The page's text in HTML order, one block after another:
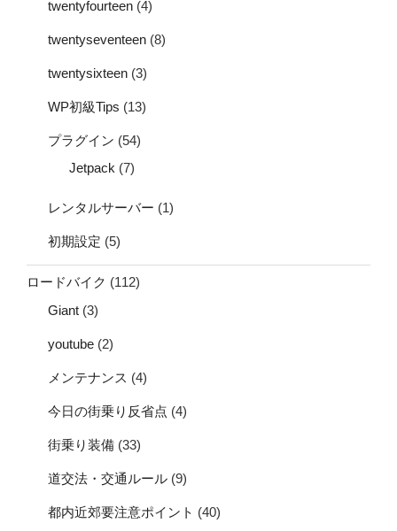
twentyfourteen (4)
twentyseventeen (8)
twentysixteen (3)
WP初級Tips (13)
プラグイン (54)
Jetpack (7)
レンタルサーバー (1)
初期設定 (5)
ロードバイク (112)
Giant (3)
youtube (2)
メンテナンス (4)
今日の街乗り反省点 (4)
街乗り装備 (33)
道交法・交通ルール (9)
都内近郊要注意ポイント (40)